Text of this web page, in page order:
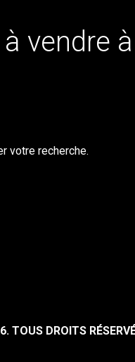
vendre
votre recherche.
TOUS DROITS